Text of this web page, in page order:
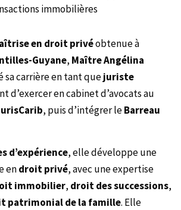
immobilières
en droit privéobtenue à
Guyane, Maître Angélina
sa carrière en tant quejuriste
d’exercer en cabinet d’avocats au
, puis d’intégrer leBarreau
d’expérience, elle développe une
endroit privé, avec une expertise
immobilier, droit des successions,
patrimonial de la famille. Elle